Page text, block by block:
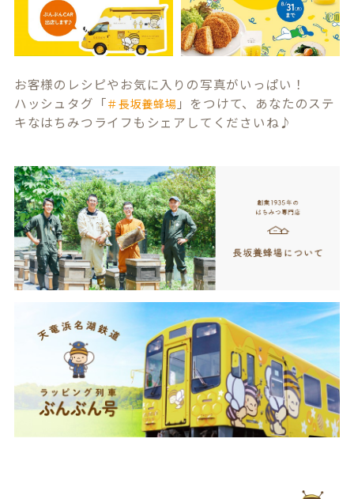
お客様のレシピやお気に入りの写真がいっぱい！
ハッシュタグ「＃長坂養蜂場 」をつけて、あなたのステ
キなはちみつライフもシェアしてくださいね♪